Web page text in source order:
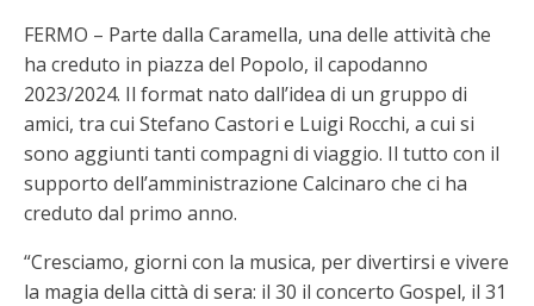
FERMO – Parte dalla Caramella, una delle attività che
ha creduto in piazza del Popolo, il capodanno
2023/2024. Il format nato dall’idea di un gruppo di
amici, tra cui Stefano Castori e Luigi Rocchi, a cui si
sono aggiunti tanti compagni di viaggio. Il tutto con il
supporto dell’amministrazione Calcinaro che ci ha
creduto dal primo anno.
“Cresciamo, giorni con la musica, per divertirsi e vivere
la magia della città di sera: il 30 il concerto Gospel, il 31